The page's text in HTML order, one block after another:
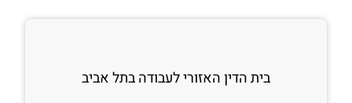
בית הדין האזורי לעבודה בתל אביב